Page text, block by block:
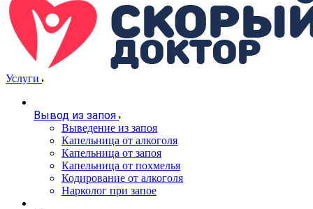
Услуги
Вывод из запоя
Выведение из запоя
Капельница от алкоголя
Капельница от запоя
Капельница от похмелья
Кодирование от алкоголя
Нарколог при запое